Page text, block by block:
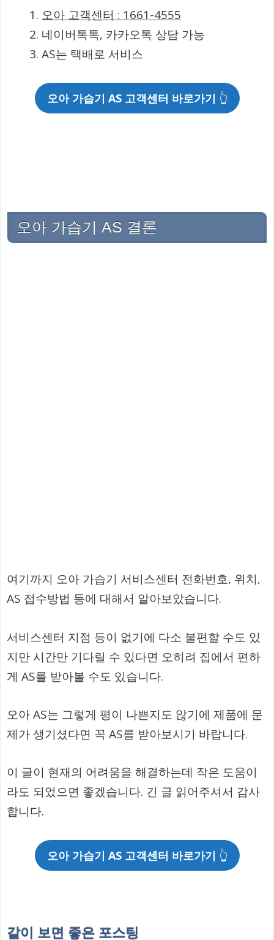
오아 고객센터 : 1661-4555
네이버톡톡, 카카오톡 상담 가능
AS는 택배로 서비스
오아 가습기 AS 고객센터 바로가기 👆
오아 가습기 AS 결론
여기까지 오아 가습기 서비스센터 전화번호, 위치,
AS 접수방법 등에 대해서 알아보았습니다.
서비스센터 지점 등이 없기에 다소 불편할 수도 있
지만 시간만 기다릴 수 있다면 오히려 집에서 편하
게 AS를 받아볼 수도 있습니다.
오아 AS는 그렇게 평이 나쁜지도 않기에 제품에 문
제가 생기셨다면 꼭 AS를 받아보시기 바랍니다.
이 글이 현재의 어려움을 해결하는데 작은 도움이
라도 되었으면 좋겠습니다. 긴 글 읽어주셔서 감사
합니다.
오아 가습기 AS 고객센터 바로가기 👆
같이 보면 좋은 포스팅